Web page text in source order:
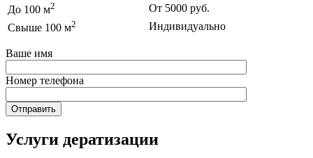
До 100 м2
От 5000 руб.
Свыше 100 м2 Индивидуально
Ваше имя
Номер телефона
Услуги дератизации